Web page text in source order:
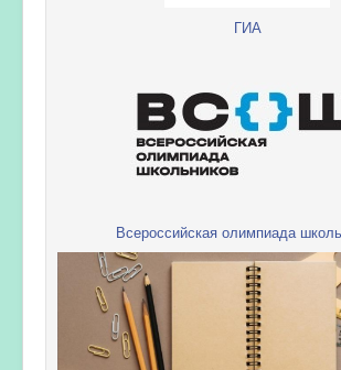
ГИА
Всероссийская олимпиада